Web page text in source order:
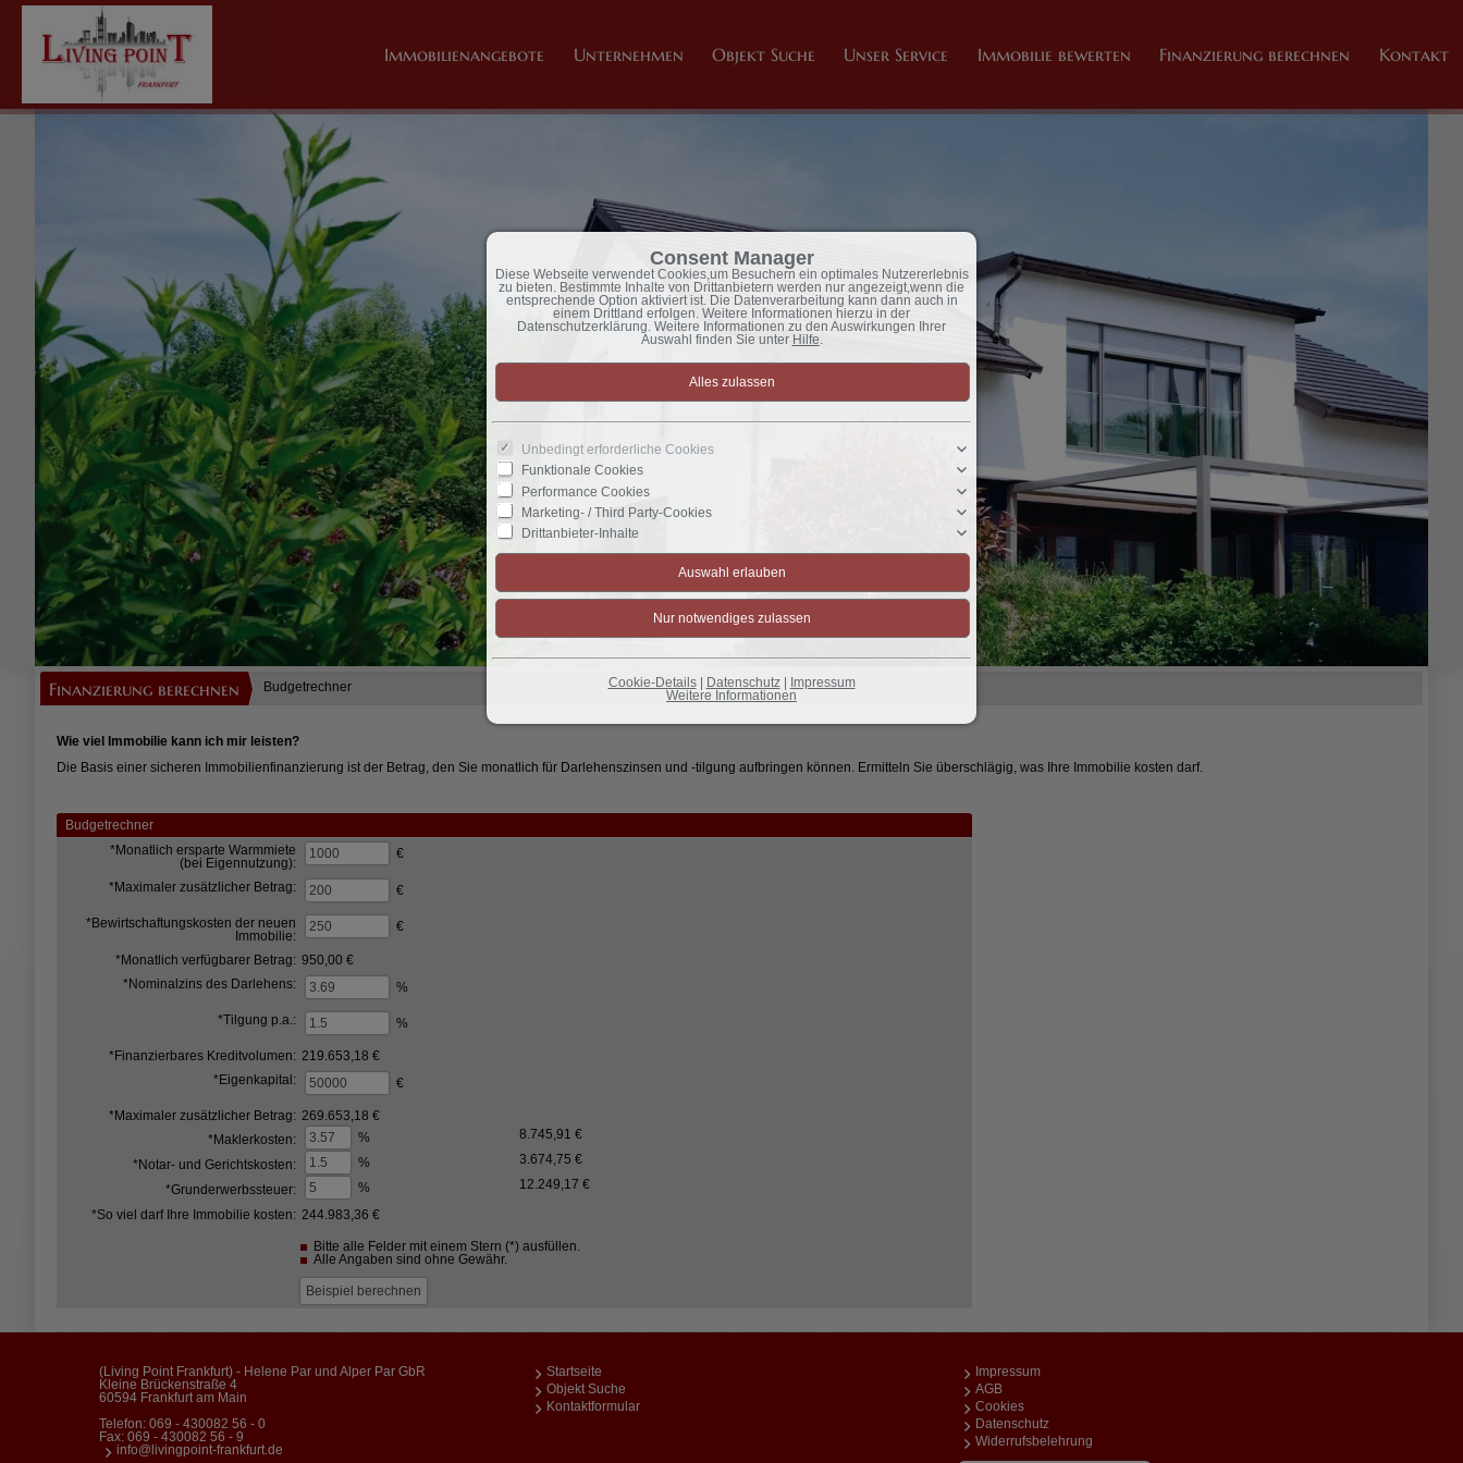
Immobilienangebote Unternehmen Objekt Suche Unser Service Immobilie bewerten Finanzierung berechnen Kontakt
Finanzierung berechnen Budgetrechner
Wie viel Immobilie kann ich mir leisten?
Die Basis einer sicheren Immobilienfinanzierung ist der Betrag, den Sie monatlich für Darlehenszinsen und -tilgung aufbringen können. Ermitteln Sie überschlägig, was Ihre Immobilie kosten darf.
Budgetrechner
*Monatlich ersparte Warmmiete
(bei Eigennutzung):
€
*Maximaler zusätzlicher Betrag: €
*Bewirtschaftungskosten der neuen
Immobilie:
€
*Monatlich verfügbarer Betrag: 950,00 €
*Nominalzins des Darlehens:
%
*Tilgung p.a.: %
*Finanzierbares Kreditvolumen: 219.653,18 €
*Eigenkapital:
€
*Maximaler zusätzlicher Betrag: 269.653,18 €
*Maklerkosten:
%
8.745,91 €
*Notar- und Gerichtskosten:
%
3.674,75 €
*Grunderwerbssteuer:
%
12.249,17 €
*So viel darf Ihre Immobilie kosten: 244.983,36 €
Bitte alle Felder mit einem Stern (*) ausfüllen.
Alle Angaben sind ohne Gewähr.
(Living Point Frankfurt) - Helene Par und Alper Par GbR
Kleine Brückenstraße 4
60594 Frankfurt am Main
Telefon:069 - 430082 56 - 0
Fax: 069 - 430082 56 - 9
info@livingpoint-frankfurt.de
Startseite
Objekt Suche
Kontaktformular
Impressum
AGB
Cookies
Datenschutz
Widerrufsbelehrung
Consent Manager
Diese Webseite verwendet Cookies,um Besuchern ein optimales Nutzererlebnis
zu bieten. Bestimmte Inhalte von Drittanbietern werden nur angezeigt,wenn die
entsprechende Option aktiviert ist. Die Datenverarbeitung kann dann auch in
einem Drittland erfolgen. Weitere Informationen hierzu in der
Datenschutzerklärung. Weitere Informationen zu den Auswirkungen Ihrer
Auswahl finden Sie unter Hilfe.
Unbedingt erforderliche Cookies
Funktionale Cookies
Performance Cookies
Marketing- / Third Party-Cookies
Drittanbieter-Inhalte
Cookie-Details| Datenschutz|
Impressum
Weitere Informationen
Um fortfahren zu können,müssen Sie eine Cookie-Auswahl treffen.
erhalten Sie eine Erläuterung der verschiedenen Optionen und ihrer
Alles zulassen:
Jedes Cookie wie z.B. Tracking- und Analytische-Cookies sowie
Inhalte.
Auswahl erlauben:
Es werden nur Drittanbieter-Inhalte oder die Cookie-Arten zugelassen
Nur notwendiges zulassen:
Es werden nur die technisch notwendigen Cookies zugelassen und
Drittanbieter-Inhalte.
Cookie-Details
Datenschutz|Impressum
zurück